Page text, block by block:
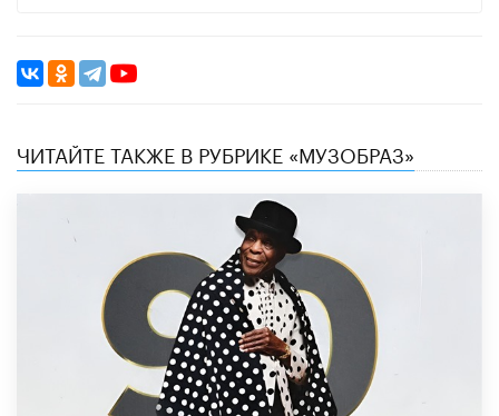
ЧИТАЙТЕ ТАКЖЕ В РУБРИКЕ «МУЗОБРАЗ»